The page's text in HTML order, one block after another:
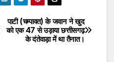
पाटी (चम्पावत) के जवान ने खुद
को एक 47 से उड़ाया छत्तीसगढ़
के दंतेवाड़ा में था तैनात।